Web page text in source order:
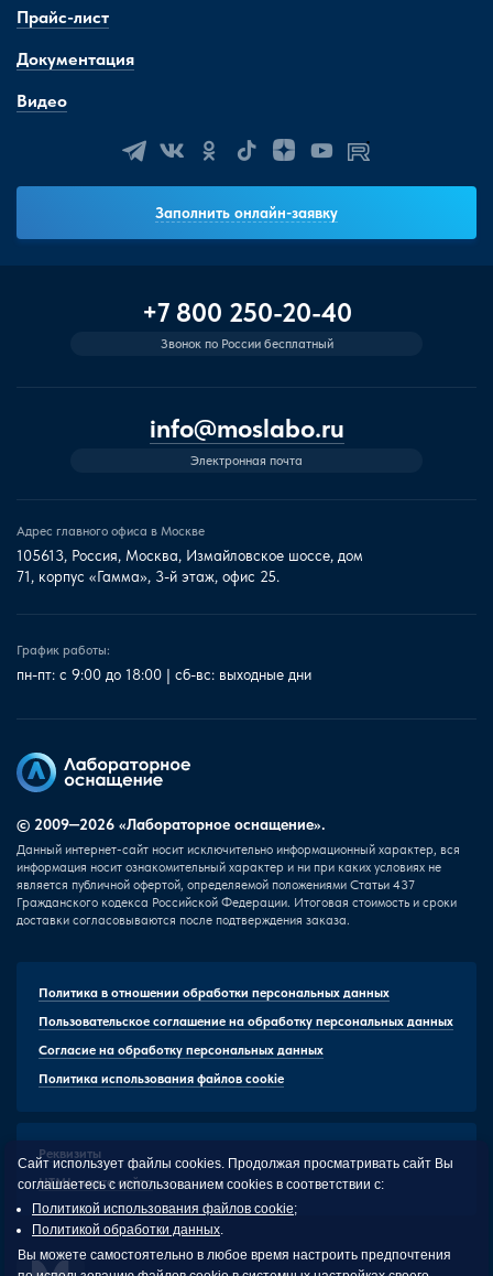
Прайс-лист
Документация
Видео
Заполнить онлайн-заявку
+7 800 250-20-40
Звонок по России бесплатный
info@moslabo.ru
Электронная почта
Адрес главного офиса в Москве
105613, Россия, Москва, Измайловское шоссе, дом
71, корпус «Гамма», 3-й этаж, офис 25.
График работы:
пн-пт: с 9:00 до 18:00 | сб-вс: выходные дни
© 2009—2026 «Лабораторное оснащение».
Данный интернет-сайт носит исключительно информационный характер, вся
информация носит ознакомительный характер и ни при каких условиях не
является публичной офертой, определяемой положениями Статьи 437
Гражданского кодекса Российской Федерации. Итоговая стоимость и сроки
доставки согласовываются после подтверждения заказа.
Политика в отношении обработки персональных данных
Пользовательское соглашение на обработку персональных данных
Согласие на обработку персональных данных
Политика использования файлов cookie
Реквизиты
HTML-карта сайта
Сайт использует файлы cookies. Продолжая просматривать сайт Вы
соглашаетесь с использованием cookies в соответствии с:
Политикой использования файлов cookie;
Политикой обработки данных.
Вы можете самостоятельно в любое время настроить предпочтения